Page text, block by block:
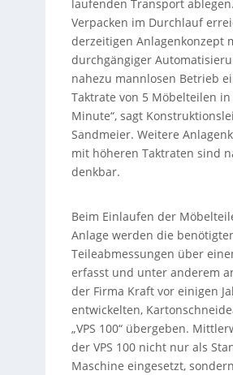
laufenden Transport
Verpacken im Durchlauf
derzeitigen Anlagenkonzept
durchgängiger
nahezu mannlosen Betrieb
Taktrate von 5 Möbelteilen
Minute“, sagt
Sandmeier. Weitere
mit höheren Taktraten sind
denkbar.
Beim Einlaufen der
Anlage werden die
Teileabmessungen über
erfasst und unter anderem
der Firma Kraft vor einigen
entwickelten,
„VPS 100“ übergeben.
der VPS 100 nicht nur als
Maschine eingesetzt,